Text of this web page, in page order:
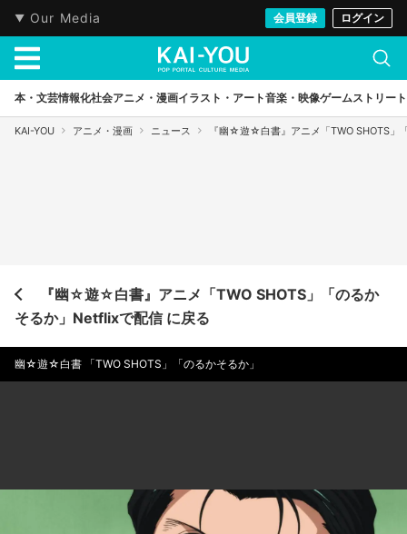
Our Media 会員登録 ログイン
本・文芸情報化社会アニメ・漫画イラスト・アート音楽・映像ゲームストリート
KAI-YOU アニメ・漫画 ニュース 『幽☆遊☆白書』アニメ「TWO SHOTS」
『幽☆遊☆白書』アニメ「TWO SHOTS」「のるか
そるか」Netflixで配信 に戻る
幽☆遊☆白書 「TWO SHOTS」「のるかそるか」